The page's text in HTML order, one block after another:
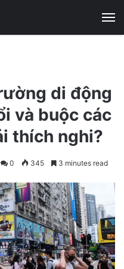
di động
và buộc các
thích nghi?
0 345 3 minutes read